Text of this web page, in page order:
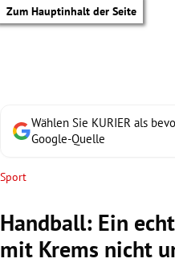
Zum Hauptinhalt der Seite
Wählen Sie KURIER als
Google-Quelle
Sport
Handball: Ein
mit Krems nicht